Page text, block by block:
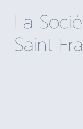
La
Saint